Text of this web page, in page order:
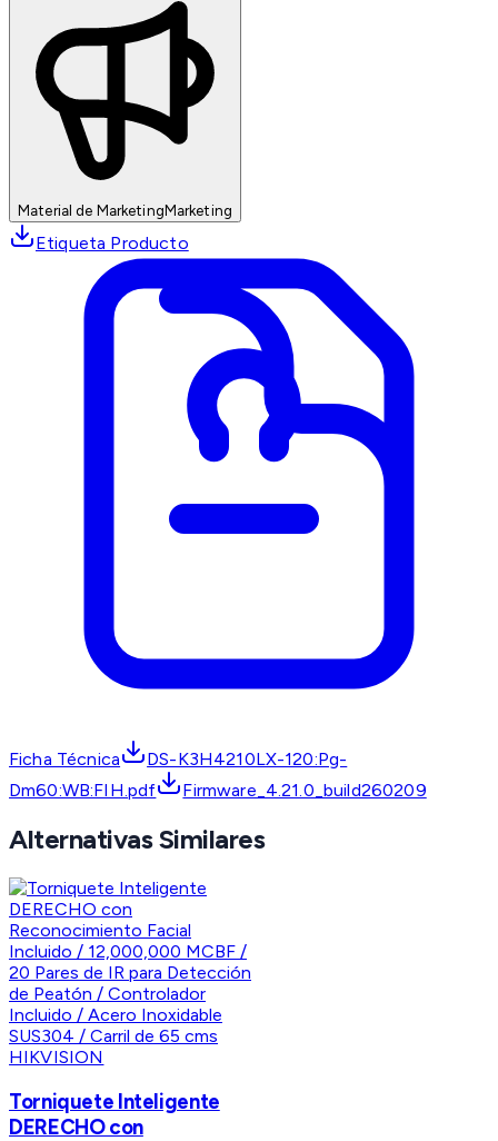
Material de MarketingMarketing
Etiqueta Producto
Ficha Técnica
DS-K3H4210LX-120:Pg-
Dm60:WB:FIH.pdf
Firmware_4.21.0_build260209
Alternativas Similares
HIKVISION
Torniquete Inteligente
DERECHO con